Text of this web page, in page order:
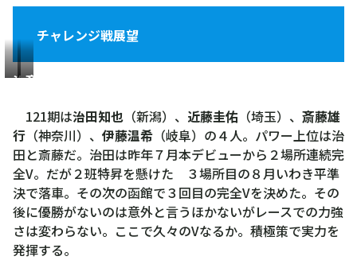
チャレンジ戦展望
治
也
斎
雄
行
121期は治田知也 （新潟）、 近藤圭佑 （埼玉）、 斎藤雄
行 （神奈川）、 伊藤温希 （岐阜）の４人。パワー上位は治
田と斎藤だ。治田は昨年７月本デビューから２場所連続完
全V。だが２班特昇を懸けた ３場所目の８月いわき平準
決で落車。その次の函館で３回目の完全Vを決めた。その
後に優勝がないのは意外と言うほかないがレースでの力強
さは変わらない。ここで久々のVなるか。積極策で実力を
発揮する。